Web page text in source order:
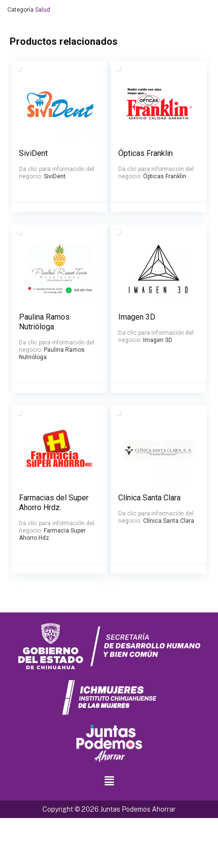
Categoría Salud
Productos relacionados
SiviDent
Da clic para información del
negocio: SiviDent
Ópticas Franklin
Da clic para información del
negocio: Ópticas Franklin
Paulina Ramos
Nutrióloga
Da clic para información del
negocio: Paulina Ramos
Nutrióloga
Imagen 3D
Da clic para información del
negocio: Imagen 3D
Farmacias del Super
Ahorro Hrdz.
Da clic para información del
negocio: Farmacia Super
Ahorro Hdz.
Clínica Santa Clara
Da clic para información del
negocio: Clínica Santa Clara
Copyright © 2026 Juntas Podemos Ahorrar